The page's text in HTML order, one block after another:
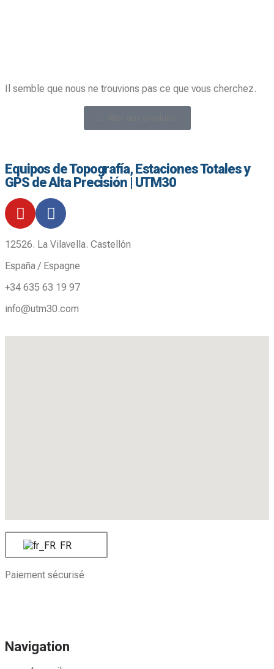
Il semble que nous ne trouvions pas ce que vous cherchez.
Equipos de Topografía, Estaciones Totales y
GPS de Alta Precisión | UTM30
12526. La Vilavella. Castellón
España / Espagne
+34 635 63 19 97
info@utm30.com
FR
Paiement sécurisé
Navigation